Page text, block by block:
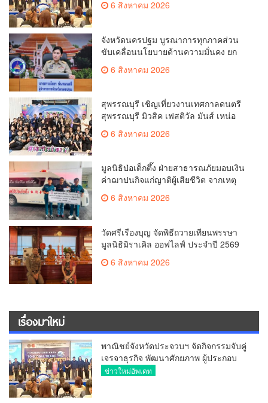
ระหว่างประเทศ
6 สิงหาคม 2026
จังหวัดนครปฐม บูรณาการทุกภาคส่วน
ขับเคลื่อนนโยบายด้านความมั่นคง ยก
เทคโนโลยี
6 สิงหาคม 2026
สุพรรณบุรี เชิญเที่ยวงานเทศกาลดนตรี
สุพรรณบุรี มิวสิค เฟสติวัล มันส์ เหน่อ
6 สิงหาคม 2026
มูลนิธิป่อเต็กตึ๊ง ฝ่ายสาธารณภัยมอบเงิน
ค่าฌาปนกิจแก่ญาติผู้เสียชีวิต จากเหตุ
เพลิงไหม้ โรงเบียร์ ณ ลาดพร้าว จำนวน
20,000 บาท
6 สิงหาคม 2026
วัดศรีเรืองบุญ จัดพิธีถวายเทียนพรรษา
มูลนิธิมิราเคิล ออฟไลฟ์ ประจำปี 2569
ประธาน
6 สิงหาคม 2026
เรื่องมาใหม่
พาณิชย์จังหวัดประจวบฯ จัดกิจกรรมจับคู่
เจรจาธุรกิจ พัฒนาศักยภาพ ผู้ประกอบ
การ ขยายช่องทางการค้า สู่การค้า
ข่าวใหม่อัพเดท